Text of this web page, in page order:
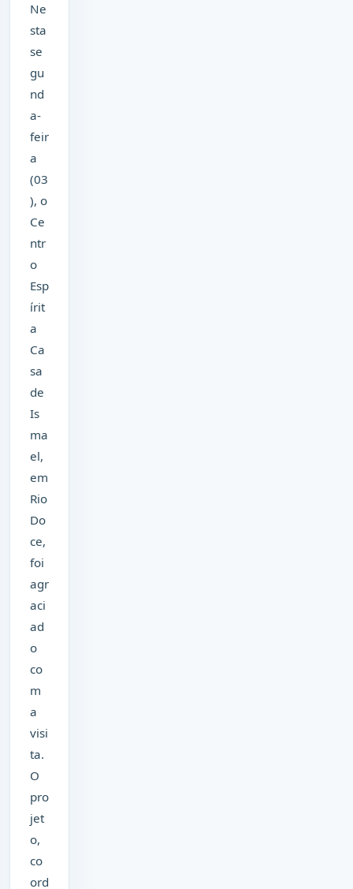
Ne
sta
se
gu
nd
a-
feir
a
(03
), o
Ce
ntr
o
Esp
írit
a
Ca
sa
de
Is
ma
el,
em
Rio
Do
ce,
foi
agr
aci
ad
o
co
m
a
visi
ta.
O
pro
jet
o,
co
ord